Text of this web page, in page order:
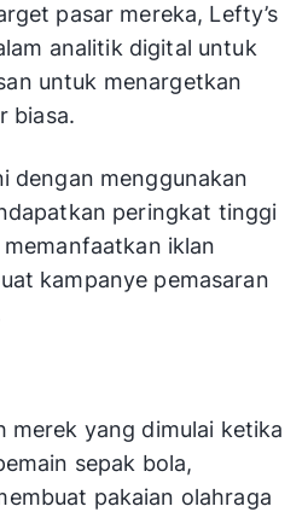
pasar mereka, Lefty’s
analitik digital untuk
untuk menargetkan
biasa.
dengan menggunakan
peringkat tinggi
iklan
kampanye pemasaran
merek yang dimulai ketika
sepak bola,
pakaian olahraga